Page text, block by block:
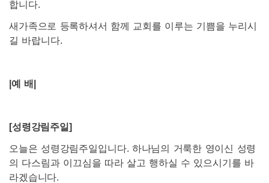
합니다.
새가족으로 등록하셔서 함께 교회를 이루는 기쁨을 누리시
길 바랍니다.
예 배|
[성령강림주일]
오늘은 성령강림주일입니다. 하나님의 거룩한 영이신 성령
의 다스림과 이끄심을 따라 살고 행하실 수 있으시기를 바
라겠습니다.